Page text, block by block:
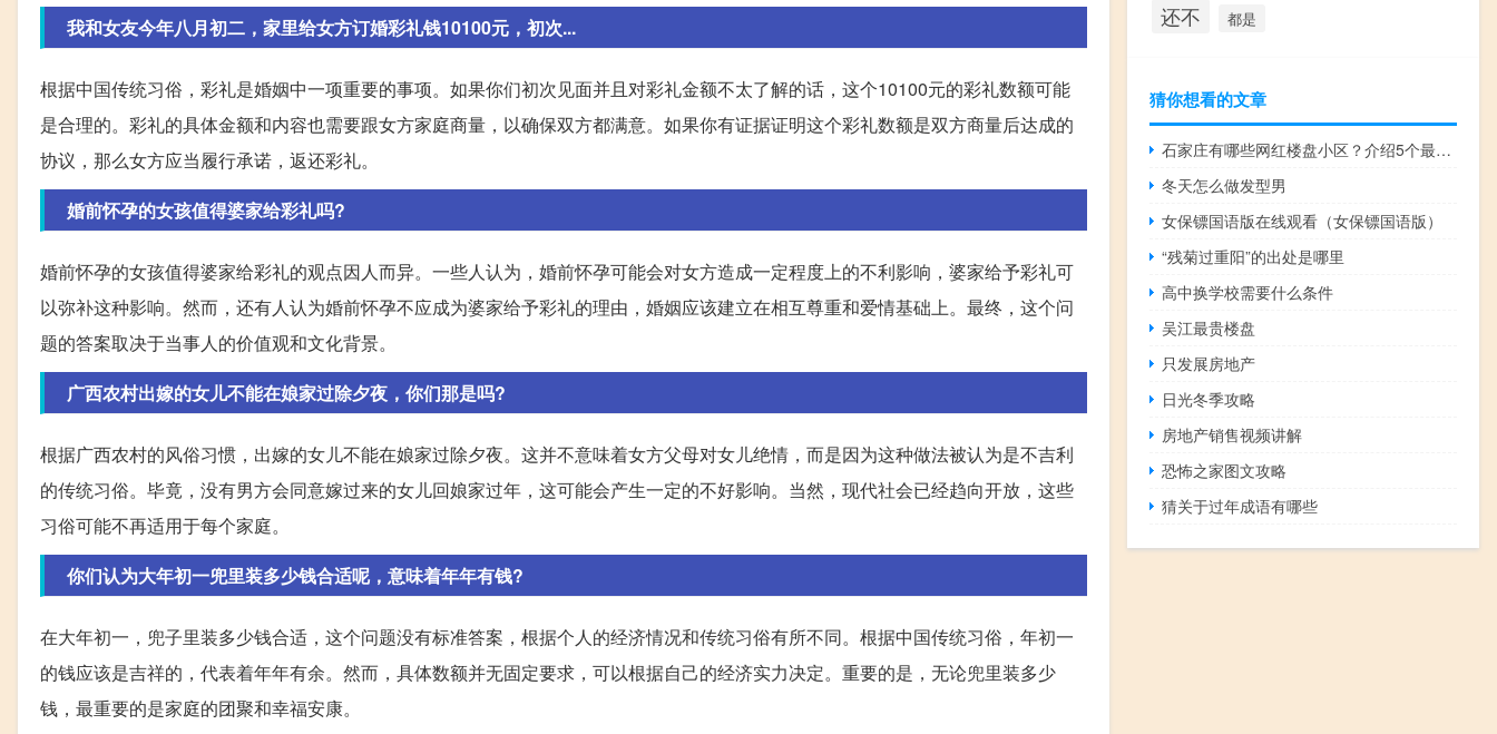
我和女友今年八月初二，家里给女方订婚彩礼钱10100元，初次...
根据中国传统习俗，彩礼是婚姻中一项重要的事项。如果你们初次见面并且对彩礼金额不太了解的话，这个10100元的彩礼数额可能
是合理的。彩礼的具体金额和内容也需要跟女方家庭商量，以确保双方都满意。如果你有证据证明这个彩礼数额是双方商量后达成的
协议，那么女方应当履行承诺，返还彩礼。
婚前怀孕的女孩值得婆家给彩礼吗?
婚前怀孕的女孩值得婆家给彩礼的观点因人而异。一些人认为，婚前怀孕可能会对女方造成一定程度上的不利影响，婆家给予彩礼可
以弥补这种影响。然而，还有人认为婚前怀孕不应成为婆家给予彩礼的理由，婚姻应该建立在相互尊重和爱情基础上。最终，这个问
题的答案取决于当事人的价值观和文化背景。
广西农村出嫁的女儿不能在娘家过除夕夜，你们那是吗?
根据广西农村的风俗习惯，出嫁的女儿不能在娘家过除夕夜。这并不意味着女方父母对女儿绝情，而是因为这种做法被认为是不吉利
的传统习俗。毕竟，没有男方会同意嫁过来的女儿回娘家过年，这可能会产生一定的不好影响。当然，现代社会已经趋向开放，这些
习俗可能不再适用于每个家庭。
你们认为大年初一兜里装多少钱合适呢，意味着年年有钱?
在大年初一，兜子里装多少钱合适，这个问题没有标准答案，根据个人的经济情况和传统习俗有所不同。根据中国传统习俗，年初一
的钱应该是吉祥的，代表着年年有余。然而，具体数额并无固定要求，可以根据自己的经济实力决定。重要的是，无论兜里装多少
钱，最重要的是家庭的团聚和幸福安康。
还不 都是
猜你想看的文章
石家庄有哪些网红楼盘小区？介绍5个最知名地产项目
冬天怎么做发型男
女保镖国语版在线观看（女保镖国语版）
“残菊过重阳”的出处是哪里
高中换学校需要什么条件
吴江最贵楼盘
只发展房地产
日光冬季攻略
房地产销售视频讲解
恐怖之家图文攻略
猜关于过年成语有哪些